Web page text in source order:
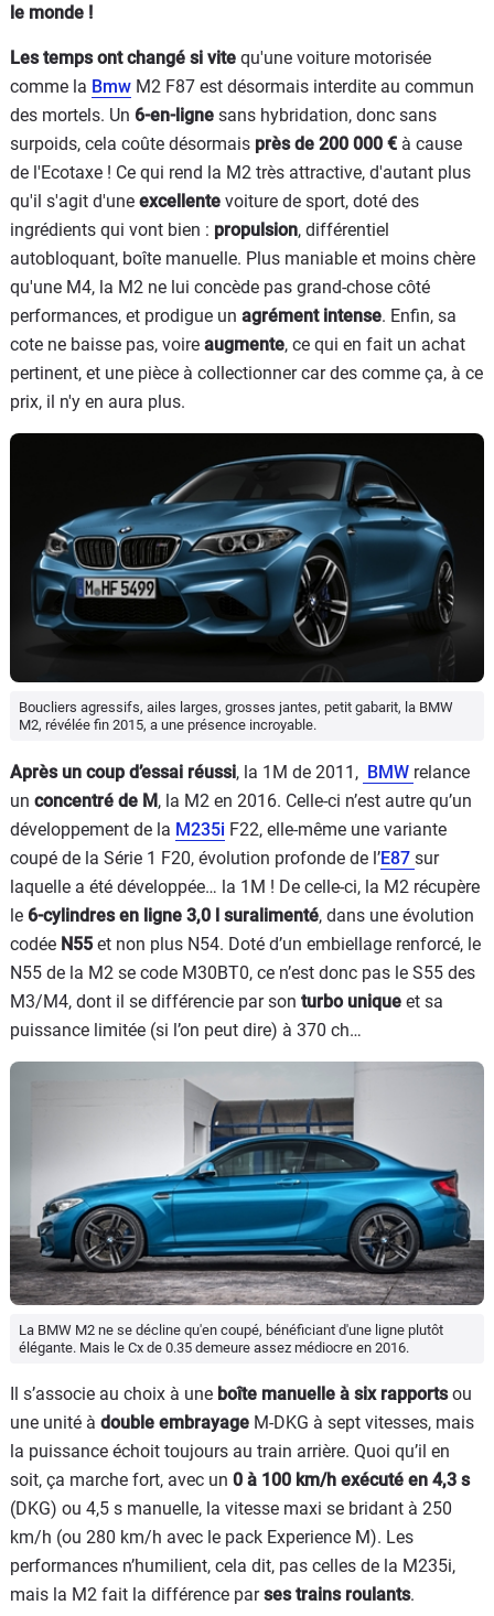
le monde !
Les temps ont changé si vite qu'une voiture motorisée
comme la Bmw M2 F87 est désormais interdite au commun
des mortels. Un 6-en-ligne sans hybridation, donc sans
surpoids, cela coûte désormais près de 200 000 € à cause
de l'Ecotaxe ! Ce qui rend la M2 très attractive, d'autant plus
qu'il s'agit d'une excellente voiture de sport, doté des
ingrédients qui vont bien : propulsion, différentiel
autobloquant, boîte manuelle. Plus maniable et moins chère
qu'une M4, la M2 ne lui concède pas grand-chose côté
performances, et prodigue un agrément intense. Enfin, sa
cote ne baisse pas, voire augmente, ce qui en fait un achat
pertinent, et une pièce à collectionner car des comme ça, à ce
prix, il n'y en aura plus.
Boucliers agressifs, ailes larges, grosses jantes, petit gabarit, la BMW
M2, révélée fin 2015, a une présence incroyable.
Après un coup d’essai réussi, la 1M de 2011, BMW relance
un concentré de M, la M2 en 2016. Celle-ci n’est autre qu’un
développement de la M235i F22, elle-même une variante
coupé de la Série 1 F20, évolution profonde de l’E87 sur
laquelle a été développée… la 1M ! De celle-ci, la M2 récupère
le 6-cylindres en ligne 3,0 l suralimenté, dans une évolution
codée N55 et non plus N54. Doté d’un embiellage renforcé, le
N55 de la M2 se code M30BT0, ce n’est donc pas le S55 des
M3/M4, dont il se différencie par son turbo unique et sa
puissance limitée (si l’on peut dire) à 370 ch…
La BMW M2 ne se décline qu'en coupé, bénéficiant d'une ligne plutôt
élégante. Mais le Cx de 0.35 demeure assez médiocre en 2016.
Il s’associe au choix à une boîte manuelle à six rapportsou
une unité à double embrayage M-DKG à sept vitesses, mais
la puissance échoit toujours au train arrière. Quoi qu’il en
soit, ça marche fort, avec un 0 à 100 km/h exécuté en 4,3 s
(DKG) ou 4,5 s manuelle, la vitesse maxi se bridant à 250
km/h (ou 280 km/h avec le pack Experience M). Les
performances n’humilient, cela dit, pas celles de la M235i,
mais la M2 fait la différence parses trains roulants.